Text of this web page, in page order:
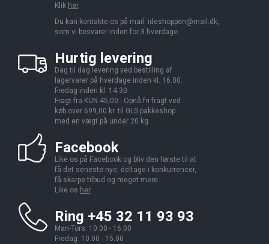
Klik her.
Du kan kontakte os på mail: ideshoppen@mail.dk,
som vi besvarer inden for 3 hverdage.
Hurtig levering
Dag til dag levering ved bestilling af
lagervarer på hverdage inden kl. 16.00.
Fredag inden kl. 14.30.
Fragt fra KUN 45,00 - Opnå fri fragt ved
køb over 699,00 kr. til GLS pakkeshop
med en vægt på under 20 kg.
Facebook
Like os på Facebook og bliv den første til at
få det seneste nye, deltage i konkurrencer,
få skarpe tilbud og meget mere.
Like os her.
Ring +45 32 11 93 93
Man-Tors: 10.00 - 16.00
Fredag: 10.00 - 15.00